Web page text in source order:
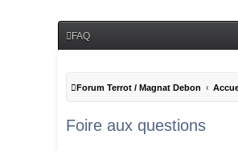
FAQ
Forum Terrot / Magnat Debon
Foire aux questions